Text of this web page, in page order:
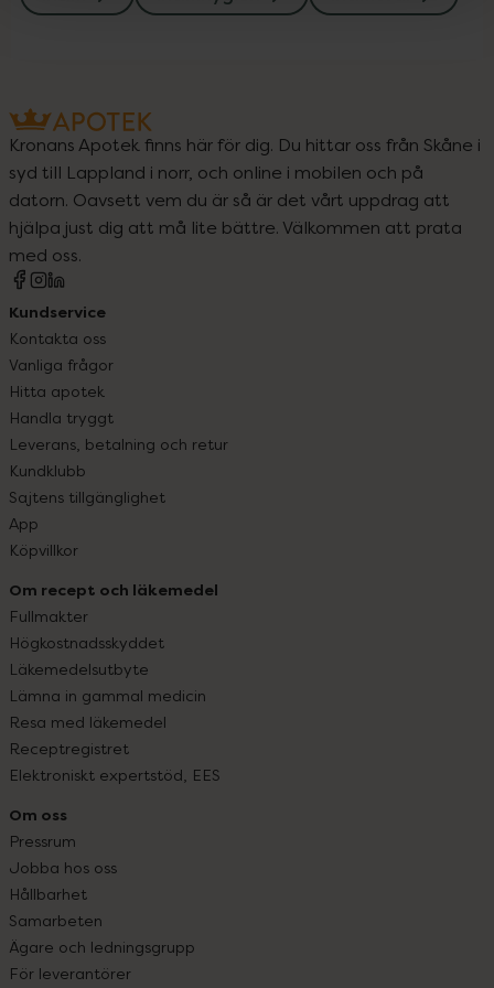
Kronans Apotek finns här för dig. Du hittar oss från Skåne i
syd till Lappland i norr, och online i mobilen och på
datorn. Oavsett vem du är så är det vårt uppdrag att
hjälpa just dig att må lite bättre. Välkommen att prata
med oss.
Kundservice
Kontakta oss
Vanliga frågor
Hitta apotek
Handla tryggt
Leverans, betalning och retur
Kundklubb
Sajtens tillgänglighet
App
Köpvillkor
Om recept och läkemedel
Fullmakter
Högkostnadsskyddet
Läkemedelsutbyte
Lämna in gammal medicin
Resa med läkemedel
Receptregistret
Elektroniskt expertstöd, EES
Om oss
Pressrum
Jobba hos oss
Hållbarhet
Samarbeten
Ägare och ledningsgrupp
För leverantörer